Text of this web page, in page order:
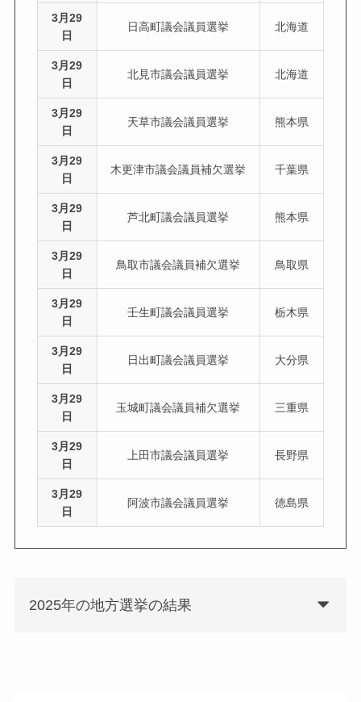
3月29
日
日高町議会議員選挙 北海道
3月29
日
北見市議会議員選挙 北海道
3月29
日
天草市議会議員選挙 熊本県
3月29
日
木更津市議会議員補欠選挙 千葉県
3月29
日
芦北町議会議員選挙 熊本県
3月29
日
鳥取市議会議員補欠選挙 鳥取県
3月29
日
壬生町議会議員選挙 栃木県
3月29
日
日出町議会議員選挙 大分県
3月29
日
玉城町議会議員補欠選挙 三重県
3月29
日
上田市議会議員選挙 長野県
3月29
日
阿波市議会議員選挙 徳島県
2025年の地方選挙の結果